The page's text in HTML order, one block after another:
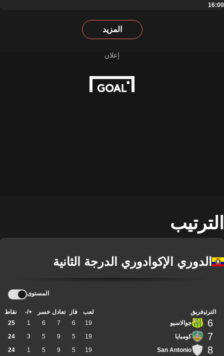
16:00
المزيد
الترتيب
الدوري الإكوادوري الدرجة الثانية
المستوى
الترتيبفريق لعب فاز تعادل خسر +/- نقاط
6 جوالاسيو 19
6
7
6
1
25
7 كومبايا 19
5
9
5
3
24
8
San Antonio
19
5
9
5
1
24